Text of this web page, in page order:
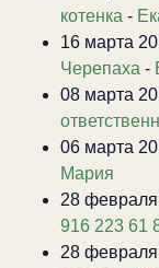
котенка -
16 марта
Черепаха -
08 марта
06 марта
Мария
28
916 223 61
28